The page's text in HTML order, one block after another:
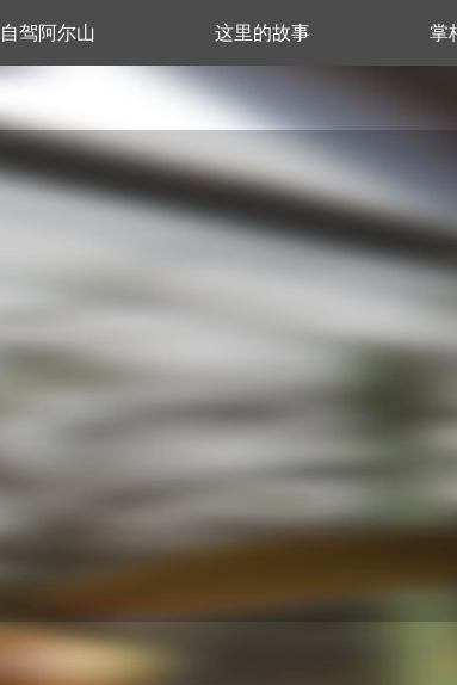
自驾阿尔山 这里的故事 掌